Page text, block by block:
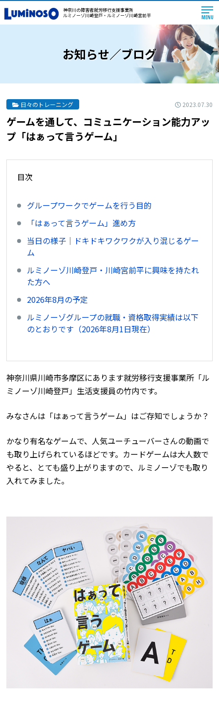
神奈川の障害者就労移行支援事業所
ルミノーゾ川崎登戸・ルミノーゾ川崎宮前平
MENU
お知らせ／ブログ
日々のトレーニング 2023.07.30
ゲームを通して、コミュニケーション能力アッ
プ「はぁって言うゲーム」
目次
グループワークでゲームを行う目的
「はぁって言うゲーム」進め方
当日の様子｜ドキドキワクワクが入り混じるゲー
ム
ルミノーゾ川崎登戸・川崎宮前平に興味を持たれ
た方へ
2026年8月の予定
ルミノーゾグループの就職・資格取得実績は以下
のとおりです（2026年8月1日現在）
神奈川県川崎市多摩区にあります就労移行支援事業所「ル
ミノーゾ川崎登戸」生活支援員の竹内です。
みなさんは「はぁって言うゲーム」はご存知でしょうか？
かなり有名なゲームで、人気ユーチューバーさんの動画で
も取り上げられているほどです。カードゲームは大人数で
やると、とても盛り上がりますので、ルミノーゾでも取り
入れてみました。